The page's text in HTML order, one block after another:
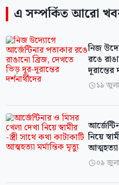
এ সম্পর্কিত আরো
নিজ
রঙে
দূরান্তের
১৯
নিয়ে
আত্মহত্যা
০৯